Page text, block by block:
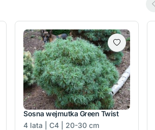
Sosna wejmutka Green Twist
4 lata | C4 | 20-30 cm